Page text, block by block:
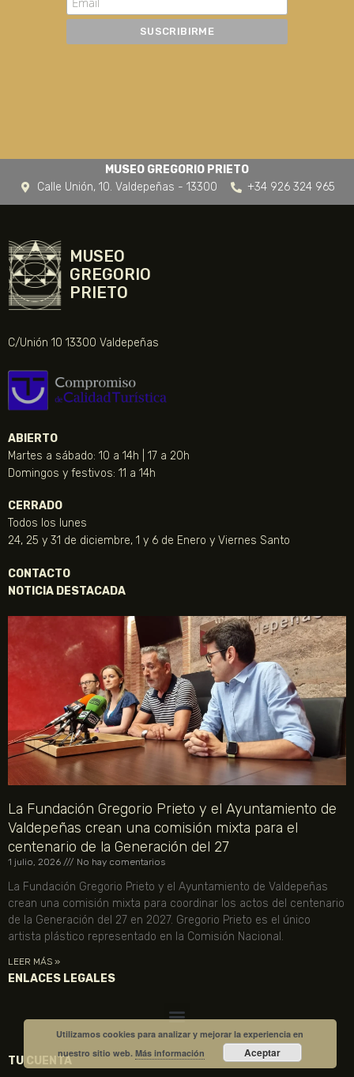
MUSEO GREGORIO PRIETO
Calle Unión, 10. Valdepeñas - 13300
+34 926 324 965
MUSEO
GREGORIO
PRIETO
C/Unión 10 13300 Valdepeñas
ABIERTO
Martes a sábado: 10 a 14h | 17 a 20h
Domingos y festivos: 11 a 14h
CERRADO
Todos los lunes
24, 25 y 31 de diciembre, 1 y 6 de Enero y Viernes Santo
CONTACTO
NOTICIA DESTACADA
La Fundación Gregorio Prieto y el Ayuntamiento de
Valdepeñas crean una comisión mixta para el
centenario de la Generación del 27
1 julio, 2026 No hay comentarios
La Fundación Gregorio Prieto y el Ayuntamiento de Valdepeñas
crean una comisión mixta para coordinar los actos del centenario
de la Generación del 27 en 2027. Gregorio Prieto es el único
artista plástico representado en la Comisión Nacional.
LEER MÁS »
ENLACES LEGALES
TU CUENTA
Utilizamos cookies para analizar y mejorar la experiencia en
nuestro sitio web.Más información Aceptar